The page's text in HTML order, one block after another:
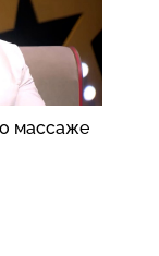
массаже